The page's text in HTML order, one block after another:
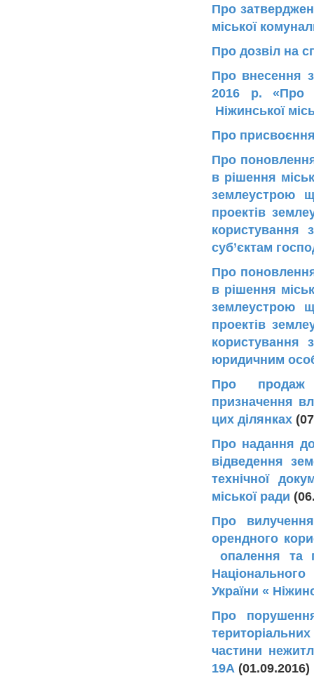
Про
міської
Про дозвіл на
Про внесення
2016 р. «Про
Ніжинської
Про
Про
в рішення
землеустрою
проектів
користування
суб’єктам
Про
в рішення
землеустрою
проектів
користування
юридичним
Про продаж
призначення
цих ділянках
Про надання
відведення
технічної
міської ради
Про
орендного
опалення та
України «
Про
частини
19А (01.09.2016)